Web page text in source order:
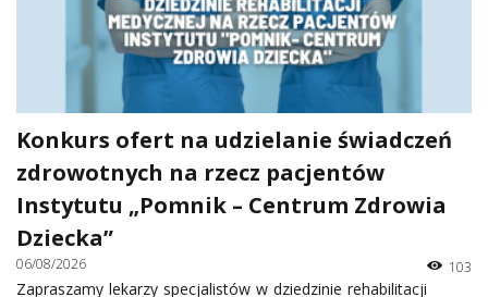
Konkurs ofert na udzielanie świadczeń
zdrowotnych na rzecz pacjentów
Instytutu „Pomnik – Centrum Zdrowia
Dziecka”
06/08/2026 103
Zapraszamy lekarzy specjalistów w dziedzinie rehabilitacji